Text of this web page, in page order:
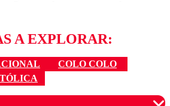
A EXPLORAR:
COLO COLO